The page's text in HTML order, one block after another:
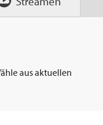
aus aktuellen